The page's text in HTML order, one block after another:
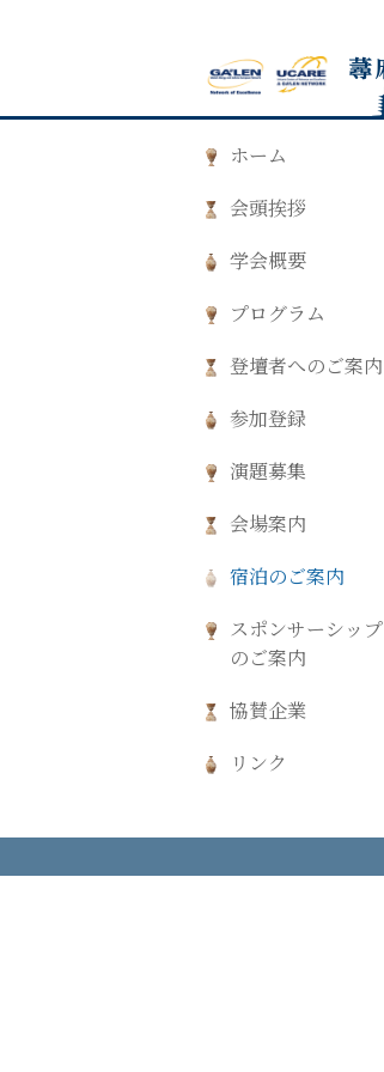
ホーム
会頭挨拶
学会概要
プログラム
登壇者へのご案内
参加登録
演題募集
会場案内
宿泊のご案内
スポンサーシップ
のご案内
協賛企業
リンク